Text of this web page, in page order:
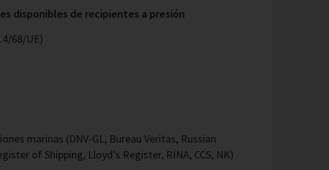
disponibles de recipientes a presión
68/UE)
marinas (DNV-GL, Bureau Veritas, Russian
of Shipping, Lloyd's Register, RINA, CCS, NK)